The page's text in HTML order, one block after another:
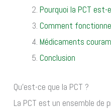
Pourquoi la PCT
Comment
Médicaments
Conclusion
Qu’est-ce que la PCT ?
La PCT est un ensemble de